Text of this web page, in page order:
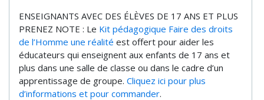
ENSEIGNANTS AVEC DES ÉLÈVES DE 17 ANS ET PLUS
PRENEZ NOTE : Le Kit pédagogique Faire des droits
de l’Homme une réalité est offert pour aider les
éducateurs qui enseignent aux enfants de 17 ans et
plus dans une salle de classe ou dans le cadre d’un
apprentissage de groupe. Cliquez ici pour plus
d’informations et pour commander.